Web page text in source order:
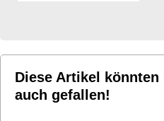
Diese Artikel könnten
auch gefallen!